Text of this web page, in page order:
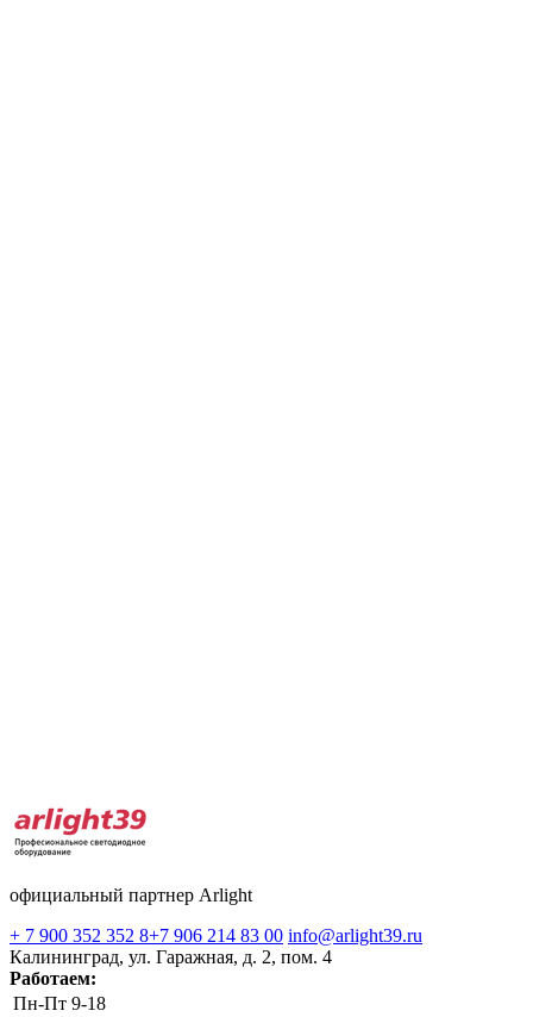
официальный партнер Arlight
+ 7 900 352 352 8+7 906 214 83 00 info@arlight39.ru
Калининград, ул. Гаражная, д. 2, пом. 4
Работаем:
Пн-Пт 9-18